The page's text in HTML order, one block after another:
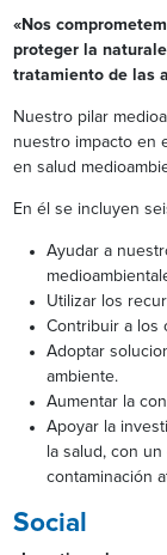
«Nos
proteger la
tratamiento de las
Nuestro pilar
nuestro impacto en
en salud
En él se incluyen
Ayudar a
Utilizar los
Contribuir a los
Adoptar
ambiente.
Aumentar la
Apoyar la
la salud, con
contaminación
Social